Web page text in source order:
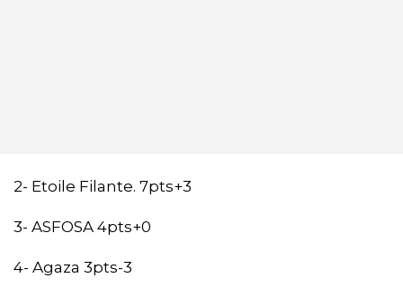
2- Etoile Filante. 7pts+3
3- ASFOSA 4pts+0
4- Agaza 3pts-3